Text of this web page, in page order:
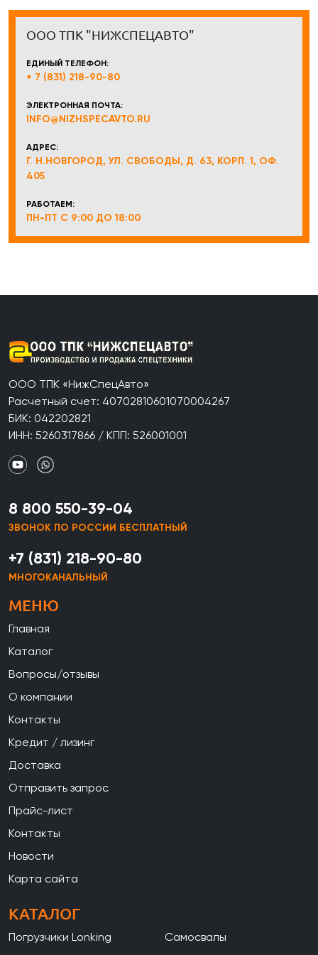
ООО ТПК "НИЖСПЕЦАВТО"
ЕДИНЫЙ ТЕЛЕФОН:
+ 7 (831) 218-90-80
ЭЛЕКТРОННАЯ ПОЧТА:
INFO@NIZHSPECAVTO.RU
АДРЕС:
Г. Н.НОВГОРОД, УЛ. СВОБОДЫ, Д. 63, КОРП. 1, ОФ.
405
РАБОТАЕМ:
ПН-ПТ С 9:00 ДО 18:00
ООО ТПК «НижСпецАвто»
Расчетный счет: 40702810601070004267
БИК: 042202821
ИНН: 5260317866 / КПП: 526001001
8 800 550-39-04
ЗВОНОК ПО РОССИИ БЕСПЛАТНЫЙ
+7 (831) 218-90-80
МНОГОКАНАЛЬНЫЙ
МЕНЮ
Главная
Каталог
Вопросы/отзывы
О компании
Контакты
Кредит / лизинг
Доставка
Отправить запрос
Прайс-лист
Контакты
Новости
Карта сайта
КАТАЛОГ
Погрузчики Lonking
Самосвалы